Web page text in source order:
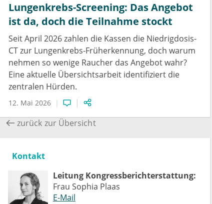
Lungenkrebs-Screening: Das Angebot
ist da, doch die Teilnahme stockt
Seit April 2026 zahlen die Kassen die Niedrigdosis-
CT zur Lungenkrebs-Früherkennung, doch warum
nehmen so wenige Raucher das Angebot wahr?
Eine aktuelle Übersichtsarbeit identifiziert die
zentralen Hürden.
12. Mai 2026
zurück zur Übersicht
Kontakt
Leitung Kongressberichterstattung:
Frau Sophia Plaas
E-Mail